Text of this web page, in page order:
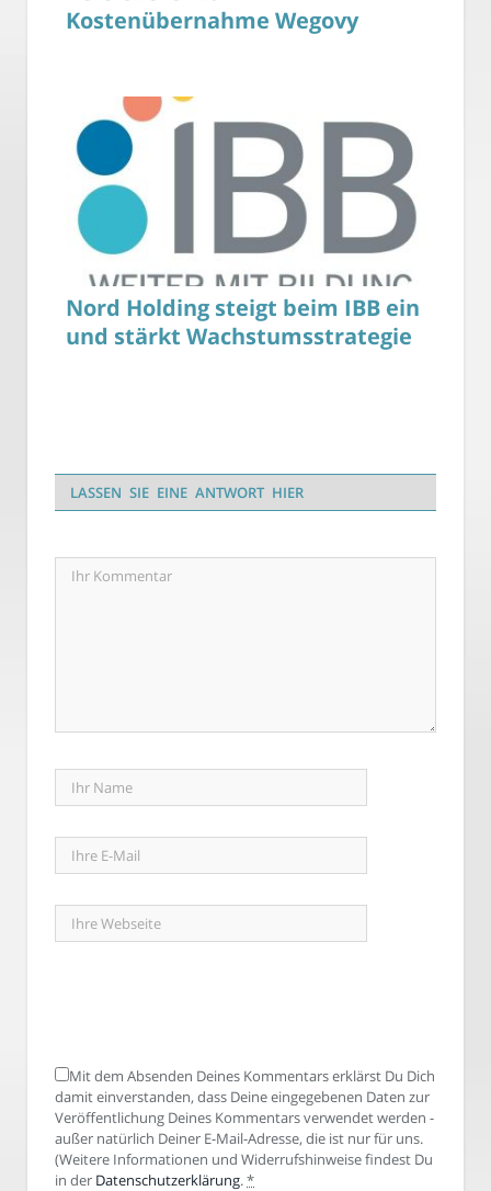
Kostenübernahme Wegovy
Nord Holding steigt beim IBB ein
und stärkt Wachstumsstrategie
LASSEN SIE EINE ANTWORT HIER
Mit dem Absenden Deines Kommentars erklärst Du Dich
damit einverstanden, dass Deine eingegebenen Daten zur
Veröffentlichung Deines Kommentars verwendet werden -
außer natürlich Deiner E-Mail-Adresse, die ist nur für uns.
(Weitere Informationen und Widerrufshinweise findest Du
in der Datenschutzerklärung.*